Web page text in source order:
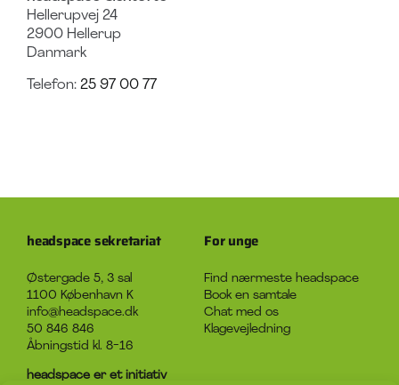
Hellerupvej 24
2900 Hellerup
Danmark
Telefon: 25 97 00 77
headspace sekretariat
Østergade 5, 3 sal
1100 København K
info@headspace.dk
50 846 846
Åbningstid kl. 8-16
headspace er et initiativ
For unge
Find nærmeste headspace
Book en samtale
Chat med os
Klagevejledning